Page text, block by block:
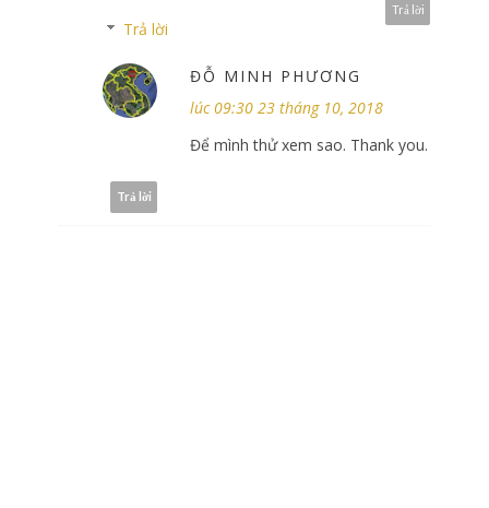
Trả lời
Trả lời
ĐỖ MINH PHƯƠNG
lúc 09:30 23 tháng 10, 2018
Để mình thử xem sao. Thank you.
Trả lời